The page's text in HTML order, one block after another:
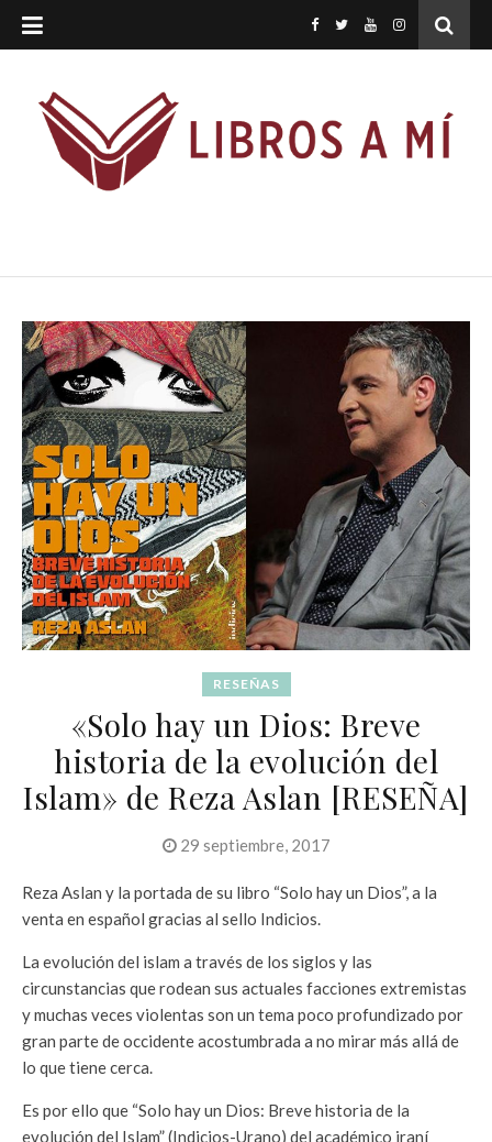
RESEÑAS
«Solo hay un Dios: Breve
historia de la evolución del
Islam» de Reza Aslan [RESEÑA]
29 septiembre, 2017
Reza Aslan y la portada de su libro “Solo hay un Dios”, a la
venta en español gracias al sello Indicios.
La evolución del islam a través de los siglos y las
circunstancias que rodean sus actuales facciones extremistas
y muchas veces violentas son un tema poco profundizado por
gran parte de occidente acostumbrada a no mirar más allá de
lo que tiene cerca.
Es por ello que “Solo hay un Dios: Breve historia de la
evolución del Islam” (Indicios-Urano) del académico iraní